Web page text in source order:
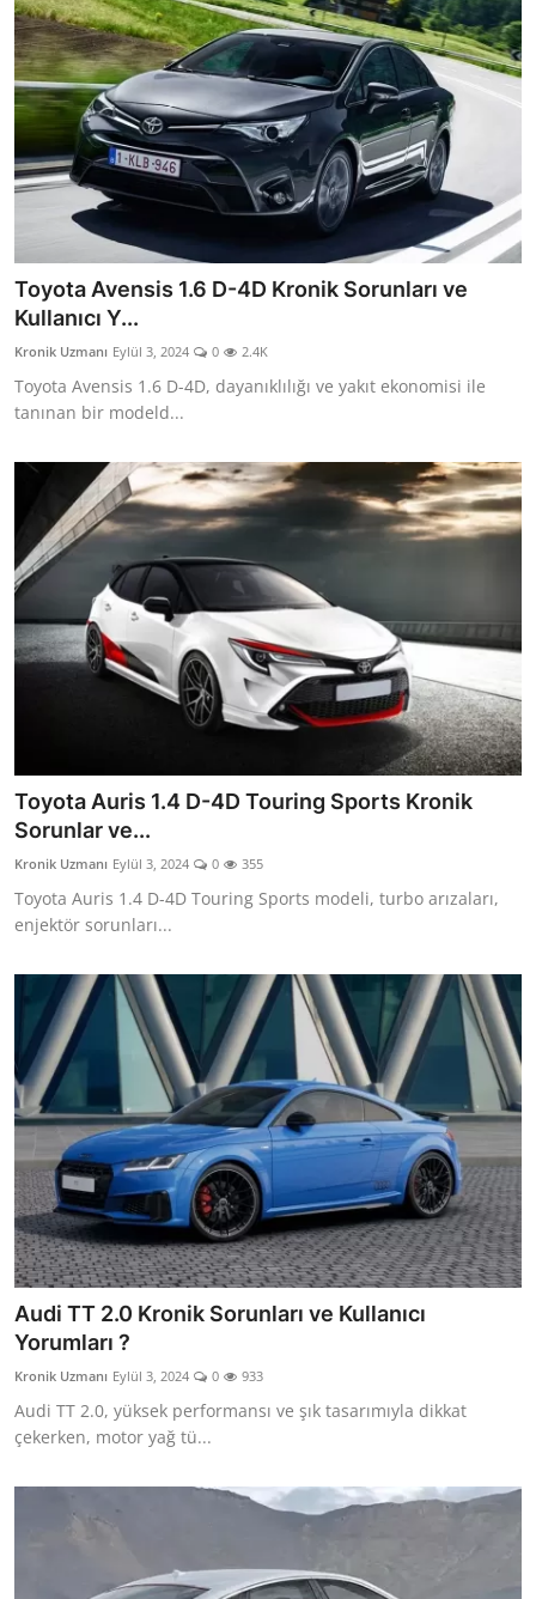
Toyota Avensis 1.6 D-4D Kronik Sorunları ve
Kullanıcı Y...
Kronik Uzmanı Eylül 3, 2024 0 2.4K
Toyota Avensis 1.6 D-4D, dayanıklılığı ve yakıt ekonomisi ile
tanınan bir modeld...
Toyota Auris 1.4 D-4D Touring Sports Kronik
Sorunlar ve...
Kronik Uzmanı Eylül 3, 2024 0 355
Toyota Auris 1.4 D-4D Touring Sports modeli, turbo arızaları,
enjektör sorunları...
Audi TT 2.0 Kronik Sorunları ve Kullanıcı
Yorumları ?
Kronik Uzmanı Eylül 3, 2024 0 933
Audi TT 2.0, yüksek performansı ve şık tasarımıyla dikkat
çekerken, motor yağ tü...